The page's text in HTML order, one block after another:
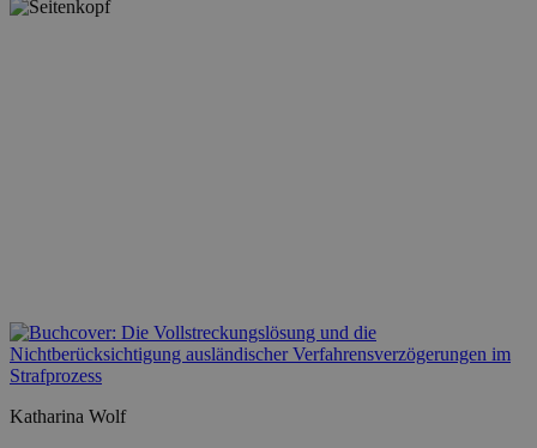
Katharina Wolf